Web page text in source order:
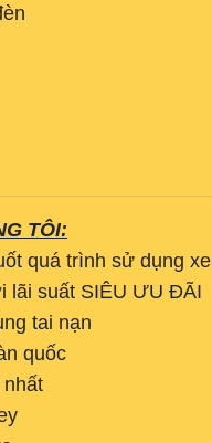
đèn
sau
TÔI:
quá trình sử dụng xe
lãi suất SIÊU ƯU ĐÃI
tai nạn
quốc
nhất